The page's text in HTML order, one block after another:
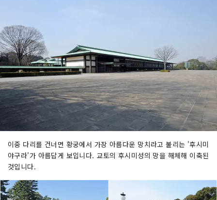
이중 다리를 건너면 황궁에서 가장 아름다운 망치라고 불리는 '후시미
야구라'가 아름답게 보입니다. 교토의 후시미성의 망을 해체해 이축된
것입니다.